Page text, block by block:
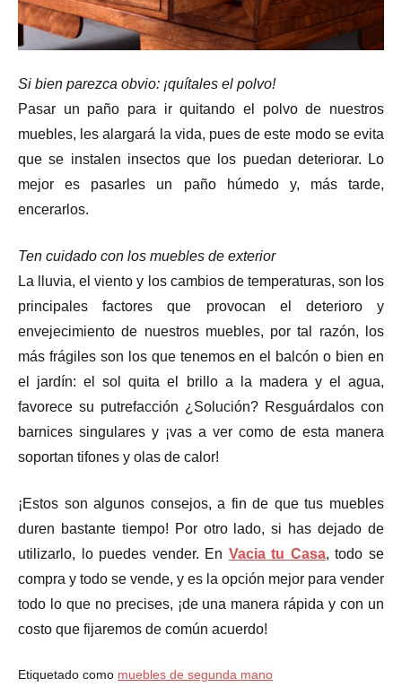
Si bien parezca obvio: ¡quítales el polvo!
Pasar un paño para ir quitando el polvo de nuestros
muebles, les alargará la vida, pues de este modo se evita
que se instalen insectos que los puedan deteriorar. Lo
mejor es pasarles un paño húmedo y, más tarde,
encerarlos.
Ten cuidado con los muebles de exterior
La lluvia, el viento y los cambios de temperaturas, son los
principales factores que provocan el deterioro y
envejecimiento de nuestros muebles, por tal razón, los
más frágiles son los que tenemos en el balcón o bien en
el jardín: el sol quita el brillo a la madera y el agua,
favorece su putrefacción ¿Solución? Resguárdalos con
barnices singulares y ¡vas a ver como de esta manera
soportan tifones y olas de calor!
¡Estos son algunos consejos, a fin de que tus muebles
duren bastante tiempo! Por otro lado, si has dejado de
utilizarlo, lo puedes vender. En Vacia tu Casa, todo se
compra y todo se vende, y es la opción mejor para vender
todo lo que no precises, ¡de una manera rápida y con un
costo que fijaremos de común acuerdo!
Etiquetado como muebles de segunda mano